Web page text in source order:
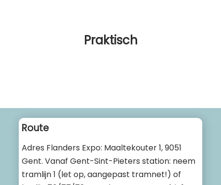
Praktisch
Route
Adres Flanders Expo: Maaltekouter 1, 9051
Gent. Vanaf Gent-Sint-Pieters station: neem
tramlijn 1 (let op, aangepast tramnet!) of